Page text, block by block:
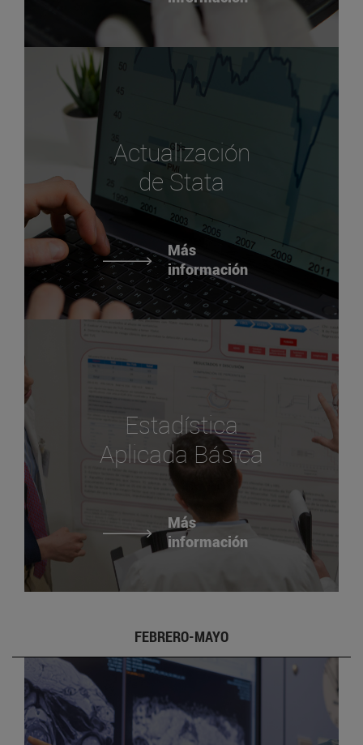
Actualización
de Stata
Más
información
Estadística
Aplicada Básica
Más
información
FEBRERO-MAYO